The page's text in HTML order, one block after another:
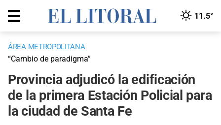
11.5°
ÁREA METROPOLITANA
“Cambio de paradigma”
Provincia adjudicó la edificación
de la primera Estación Policial para
la ciudad de Santa Fe